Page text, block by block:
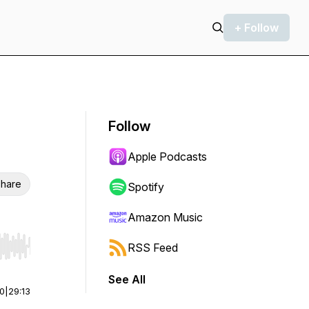
+ Follow
Hold shift to jump forward or backward.
29:13
Follow
Apple Podcasts
Spotify
Amazon Music
RSS Feed
See All